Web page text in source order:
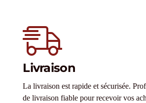
Livraison
La livraison est rapide et sécurisée.
de livraison fiable pour recevoir vos